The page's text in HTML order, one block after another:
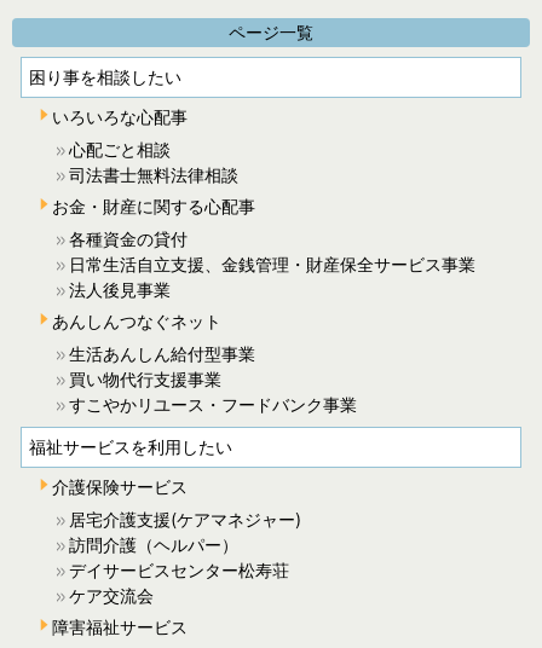
ページ一覧
困り事を相談したい
いろいろな心配事
心配ごと相談
司法書士無料法律相談
お金・財産に関する心配事
各種資金の貸付
日常生活自立支援、金銭管理・財産保全サービス事業
法人後見事業
あんしんつなぐネット
生活あんしん給付型事業
買い物代行支援事業
すこやかリユース・フードバンク事業
福祉サービスを利用したい
介護保険サービス
居宅介護支援(ケアマネジャー)
訪問介護（ヘルパー）
デイサービスセンター松寿荘
ケア交流会
障害福祉サービス